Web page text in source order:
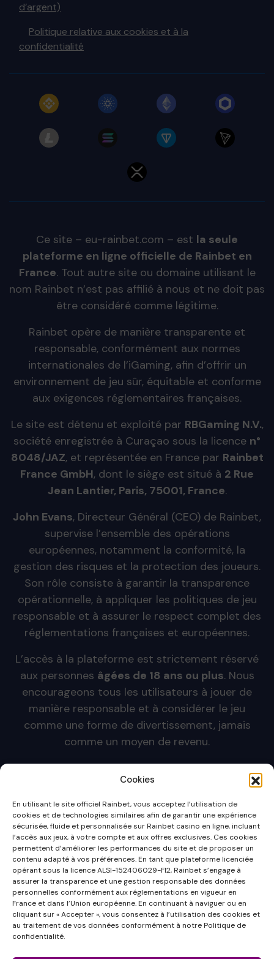
Cookies
En utilisant le site officiel Rainbet, vous acceptez l’utilisation de
cookies et de technologies similaires afin de garantir une expérience
sécurisée, fluide et personnalisée sur Rainbet casino en ligne, incluant
l’accès aux jeux, à votre compte et aux offres exclusives. Ces cookies
permettent d’améliorer les performances du site et de proposer un
contenu adapté à vos préférences. En tant que plateforme licenciée
opérant sous la licence ALSI-152406029-FI2, Rainbet s’engage à
assurer la transparence et une gestion responsable des données
personnelles conformément aux réglementations en vigueur en
France et dans l’Union européenne. En continuant à naviguer ou en
cliquant sur « Accepter », vous consentez à l’utilisation des cookies et
au traitement de vos données conformément à notre Politique de
confidentialité.
d’argent)
Politique relative aux cookies et à la
confidentialité
Ce site – eu-rainbet.com – est la seule
plateforme en ligne officielle de Rainbet en
France. Tout autre site ou domaine utilisant le
nom Rainbet n’est pas affilié à nous et ne doit pas
être considéré comme légitime.
Rainbet opère de manière transparente et
responsable, conformément aux normes
internationales de l’iGaming, afin d’offrir un
environnement de jeu sûr, équitable et conforme
aux exigences réglementaires françaises.
Le site est détenu et exploité par RBGaming N.V.,
société enregistrée à Curaçao sous la licence n°
8048/JAZ, et représentée en France par Rainbet
France GmbH, dont le siège est situé à 2 Rue
Jean Lantier, Paris, 75001, France.
John Evans, Directeur Général (CEO) de Rainbet,
supervise l’ensemble des opérations
européennes, notamment la conformité, la
gestion des risques et la protection des joueurs.
Son rôle consiste à garantir la transparence
opérationnelle, à appliquer les politiques de jeu
responsable et à assurer le respect complet des
réglementations françaises et européennes.
L’accès à la plateforme est strictement réservé
aux personnes âgées de 18 ans ou plus. Nous
encourageons tous les utilisateurs à jouer de
manière responsable et à considérer le jeu
comme une forme de divertissement, jamais
comme un moyen de revenu.
Rainbet soutient activement les programmes
internationaux de jeu responsable, notamment
Gambling Therapyet BeGambleAware, afin de
proposer des ressources et un accompagnement
confidentiel à ceux qui en ont besoin.
Vous pouvez consulter les avis concernant notre
site web surTrustpilot. Suivez également notre
chaîne YouTube officiellepour découvrir des
guides et des tutoriels vidéo.
Pour toute demande officielle ou assistance,